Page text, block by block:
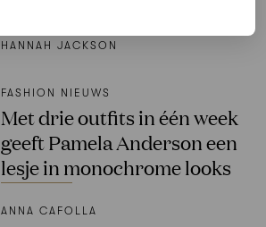
HANNAH JACKSON
FASHION NIEUWS
Met drie outfits in één week
geeft Pamela Anderson een
lesje in monochrome looks
ANNA CAFOLLA